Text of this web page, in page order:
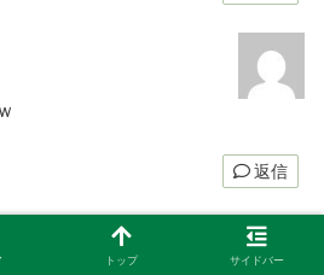
返信
トップ サイドバー